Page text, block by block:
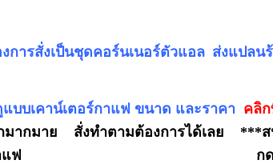
การสั่งเป็นชุดคอร์นเนอร์ตัวแอล ส่งแปล
แบบเคาน์เตอร์กาแฟ ขนาด และราคา คลิ
ากมาย สั่งทำตามต้องการได้เลย ***ส
บบร้านกาแฟ กดติดตามแ